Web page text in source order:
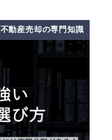
不動産売却の専門知識